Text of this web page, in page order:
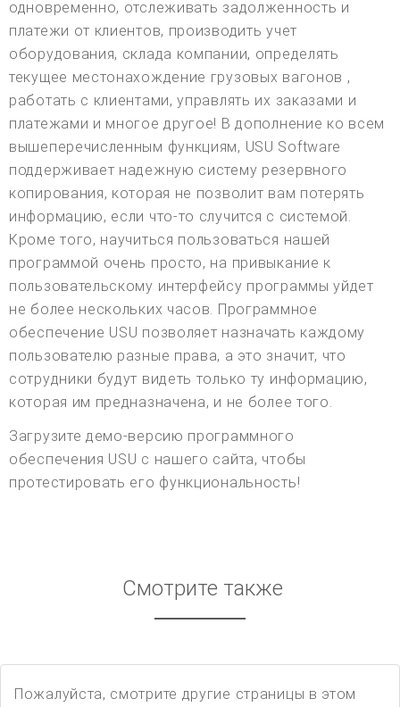
одновременно, отслеживать задолженность и
платежи от клиентов, производить учет
оборудования, склада компании, определять
текущее местонахождение грузовых вагонов ,
работать с клиентами, управлять их заказами и
платежами и многое другое! В дополнение ко всем
вышеперечисленным функциям, USU Software
поддерживает надежную систему резервного
копирования, которая не позволит вам потерять
информацию, если что-то случится с системой.
Кроме того, научиться пользоваться нашей
программой очень просто, на привыкание к
пользовательскому интерфейсу программы уйдет
не более нескольких часов. Программное
обеспечение USU позволяет назначать каждому
пользователю разные права, а это значит, что
сотрудники будут видеть только ту информацию,
которая им предназначена, и не более того.
Загрузите демо-версию программного
обеспечения USU с нашего сайта, чтобы
протестировать его функциональность!
Смотрите также
Пожалуйста, смотрите другие страницы в этом